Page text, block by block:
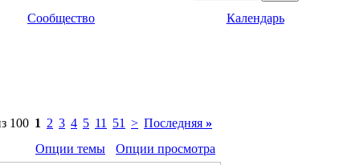
Сообщество
Календарь
100 1 2 3 4 5 11 51 > Последняя »
Опции темы
Опции просмотра